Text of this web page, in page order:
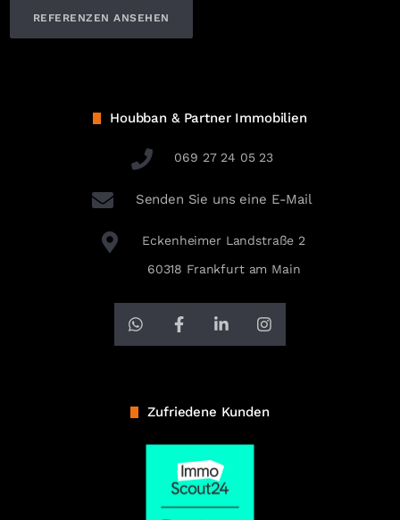
REFERENZEN ANSEHEN
Houbban & Partner Immobilien
069 27 24 05 23
Senden Sie uns eine E-Mail
Eckenheimer Landstraße 2
60318 Frankfurt am Main
Zufriedene Kunden